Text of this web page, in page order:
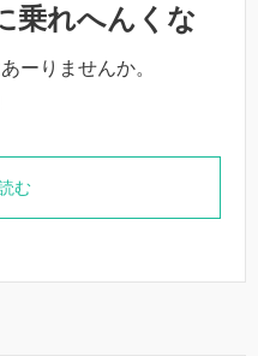
乗れへんくな
ーりませんか。
む